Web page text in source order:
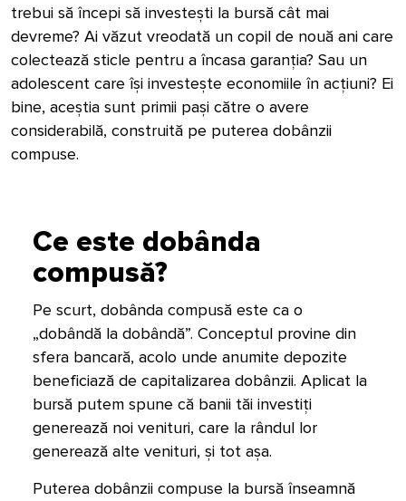
trebui să începi să investești la bursă cât mai
devreme? Ai văzut vreodată un copil de nouă ani care
colectează sticle pentru a încasa garanția? Sau un
adolescent care își investește economiile în acțiuni? Ei
bine, aceștia sunt primii pași către o avere
considerabilă, construită pe puterea dobânzii
compuse.
Ce este dobânda
compusă?
Pe scurt, dobânda compusă este ca o
„dobândă la dobândă”. Conceptul provine din
sfera bancară, acolo unde anumite depozite
beneficiază de capitalizarea dobânzii. Aplicat la
bursă putem spune că banii tăi investiți
generează noi venituri, care la rândul lor
generează alte venituri, și tot așa.
Puterea dobânzii compuse la bursă înseamnă